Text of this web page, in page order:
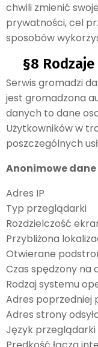
chwili zmienić
prywatności, cel
sposobów
§8
Serwis gromadzi
jest gromadzona
danych to dane
Użytkowników w
poszczególnych
Anonimowe
Adres IP
Typ przeglądarki
Rozdzielczość
Przybliżona
Otwierane
Czas spędzony na
Rodzaj systemu
Adres poprzedniej
Adres strony
Język przeglądarki